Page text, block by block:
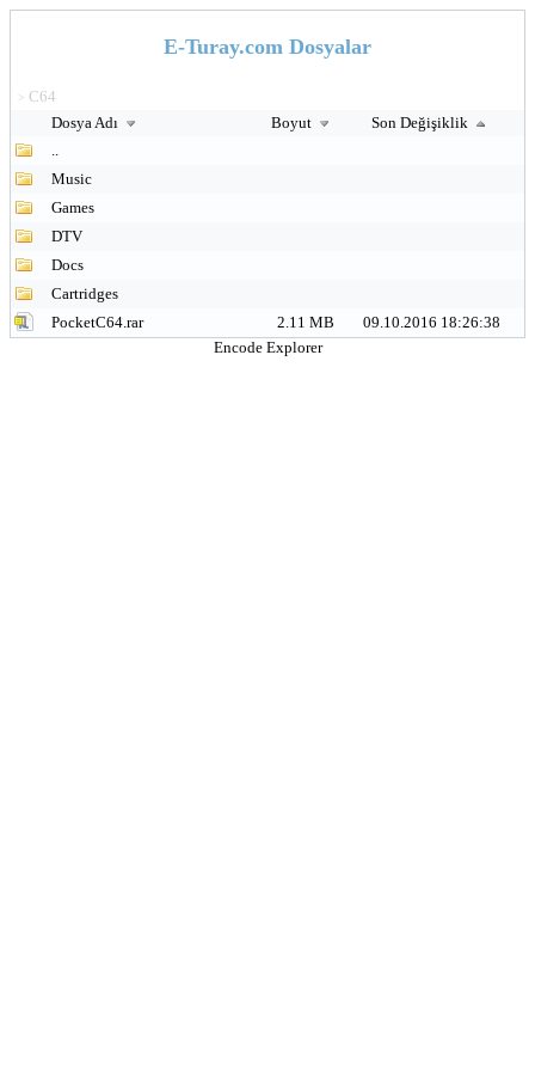
E-Turay.com Dosyalar
> C64
Dosya Adı
Boyut
Son Değişiklik
..
Music
Games
DTV
Docs
Cartridges
PocketC64.rar
2.11 MB
09.10.2016 18:26:38
Encode Explorer